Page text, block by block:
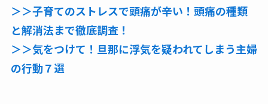
＞＞子育てのストレスで頭痛が辛い！頭痛の種類
と解消法まで徹底調査！
＞＞気をつけて！旦那に浮気を疑われてしまう主婦
の行動７選